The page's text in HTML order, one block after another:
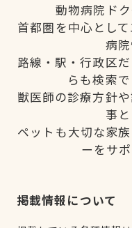
動物病院ドク
首都圏を中心とし
病院
路線・駅・行政区
らも検索
獣医師の診療方針
事
ペットも大切な家
ーをサ
掲載情報について